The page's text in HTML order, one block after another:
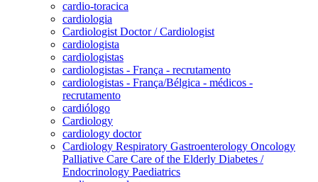
cardio-toracica
cardiologia
Cardiologist Doctor / Cardiologist
cardiologista
cardiologistas
cardiologistas - França - recrutamento
cardiologistas - França/Bélgica - médicos -
recrutamento
cardiólogo
Cardiology
cardiology doctor
Cardiology Respiratory Gastroenterology Oncology
Palliative Care Care of the Elderly Diabetes /
Endocrinology Paediatrics